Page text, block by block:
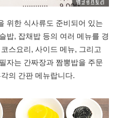
위한 식사류도 준비되어 있는
밥, 잡채밥 등의 여러 메뉴를 경
스요리, 사이드 메뉴, 그리고
자는 간짜장과 짬뽕밥을 주문
의 간판 메뉴랍니다.